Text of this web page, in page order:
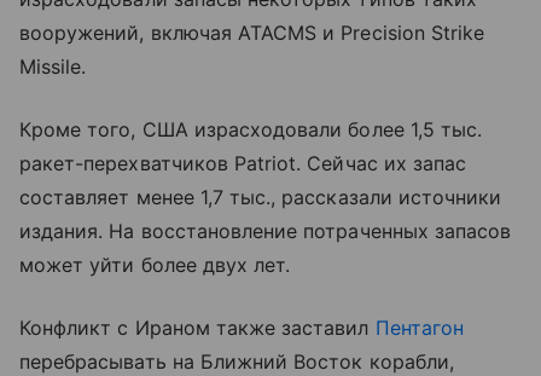
вооружений, включая ATACMS и Precision Strike
Missile.
Кроме того, США израсходовали более 1,5 тыс.
ракет-перехватчиков Patriot. Сейчас их запас
составляет менее 1,7 тыс., рассказали источники
издания. На восстановление потраченных запасов
может уйти более двух лет.
Конфликт с Ираном также заставил Пентагон
перебрасывать на Ближний Восток корабли,